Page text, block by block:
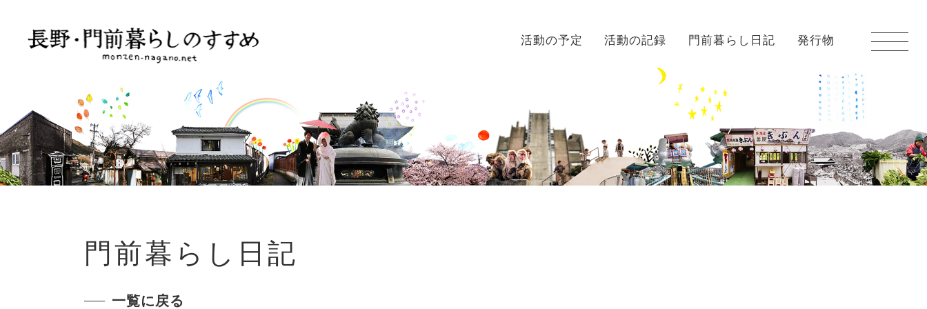
活動の予定 活動の記録 門前暮らし日記 発行物
門前暮らし日記
一覧に戻る